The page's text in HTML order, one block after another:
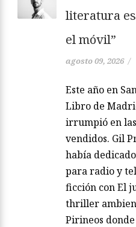
literatura
el móvil”
agosto 09, 2026 /
Este año en
Libro de
irrumpió en
vendidos. Gil
había
para radio y
ficción con El
thriller
Pirineos